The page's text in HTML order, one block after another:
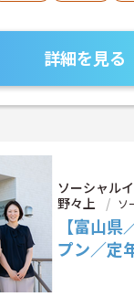
詳細を見る
ソーシャル
野々上
ソ
【富山
プン／定